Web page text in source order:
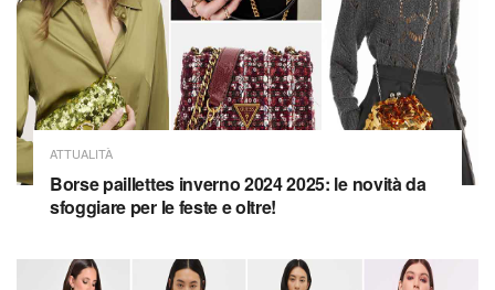
ATTUALITÀ
Borse paillettes inverno 2024 2025: le novità da
sfoggiare per le feste e oltre!